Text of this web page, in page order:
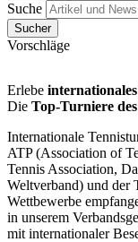
Suche
Sucher
Vorschläge
Erlebe internationales
Die Top-Turniere
Internationale
ATP (Association of
Tennis Association,
Weltverband) und der
Wettbewerbe
in unserem
mit internationaler